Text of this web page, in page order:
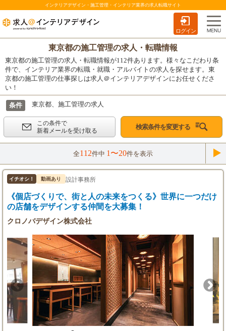
インテリアデザイン・施工管理・インテリア業界の求人転職サイト
ログイン
東京都の施工管理の求人・転職情報
東京都の施工管理の求人・転職情報が112件あります。様々なこだわり条
件で、インテリア業界の転職・就職・アルバイトの求人を探せます。東
京都の施工管理の仕事探しは求人＠インテリアデザインにお任せくださ
い！
条件 東京都、施工管理の求人
この条件で
新着メールを受け取る
検索条件を変更する
全112件中 1〜20件を表示
イチオシ！ 動画あり 設計事務所
《個店づくりで、街と人の未来をつくる》世界に一つだけ
の店舗をデザインする仲間を大募集！
クロノバデザイン株式会社